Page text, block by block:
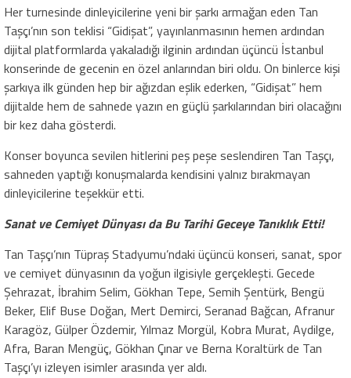
Her turnesinde dinleyicilerine yeni bir şarkı armağan eden Tan
Taşçı’nın son teklisi “Gidişat”, yayınlanmasının hemen ardından
dijital platformlarda yakaladığı ilginin ardından üçüncü İstanbul
konserinde de gecenin en özel anlarından biri oldu. On binlerce kişi
şarkıya ilk günden hep bir ağızdan eşlik ederken, “Gidişat” hem
dijitalde hem de sahnede yazın en güçlü şarkılarından biri olacağını
bir kez daha gösterdi.
Konser boyunca sevilen hitlerini peş peşe seslendiren Tan Taşçı,
sahneden yaptığı konuşmalarda kendisini yalnız bırakmayan
dinleyicilerine teşekkür etti.
Sanat ve Cemiyet Dünyası da Bu Tarihi Geceye Tanıklık Etti!
Tan Taşçı’nın Tüpraş Stadyumu’ndaki üçüncü konseri, sanat, spor
ve cemiyet dünyasının da yoğun ilgisiyle gerçekleşti. Gecede
Şehrazat, İbrahim Selim, Gökhan Tepe, Semih Şentürk, Bengü
Beker, Elif Buse Doğan, Mert Demirci, Seranad Bağcan, Afranur
Karagöz, Gülper Özdemir, Yılmaz Morgül, Kobra Murat, Aydilge,
Afra, Baran Mengüç, Gökhan Çınar ve Berna Koraltürk de Tan
Taşçı’yı izleyen isimler arasında yer aldı.